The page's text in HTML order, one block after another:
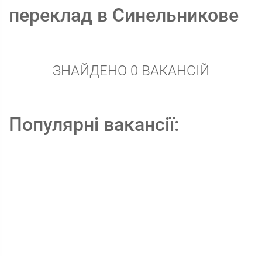
переклад в Синельникове
ЗНАЙДЕНО 0 ВАКАНСІЙ
Популярні вакансії: